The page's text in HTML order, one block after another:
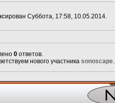
Суббота, 17:58, 10.05.2014.
0 ответов.
нового участника sonoscape.